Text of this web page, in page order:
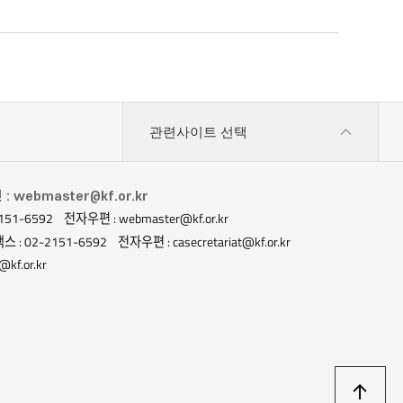
관련사이트 선택
: webmaster@kf.or.kr
6592
전자우편 : webmaster@kf.or.kr
스 : 02-2151-6592
전자우편 : casecretariat@kf.or.kr